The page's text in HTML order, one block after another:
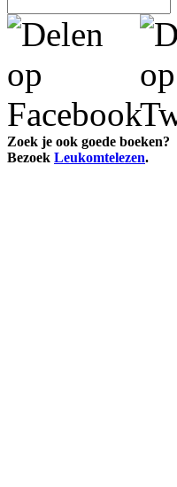
Zoek je ook goede boeken?
Bezoek Leukomtelezen.